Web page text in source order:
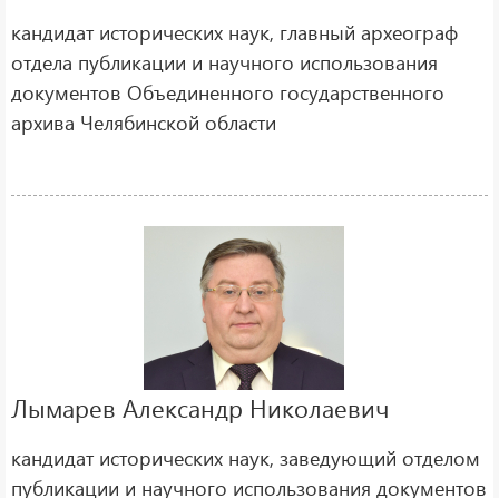
кандидат исторических наук, главный археограф
отдела публикации и научного использования
документов Объединенного государственного
архива Челябинской области
Лымарев Александр Николаевич
кандидат исторических наук, заведующий отделом
публикации и научного использования документов